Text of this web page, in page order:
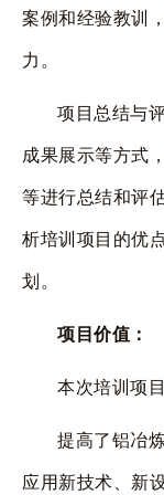
案例和经验教训
力。
项目总结与
成果展示等方式
等进行总结和评
析培训项目的优
划。
项目价值：
本次培训项
提高了铝冶
应用新技术、新